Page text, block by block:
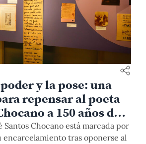
y la pose: una
repensar al poeta
a 150 años de
Santos Chocano está marcada por
encarcelamiento tras oponerse al